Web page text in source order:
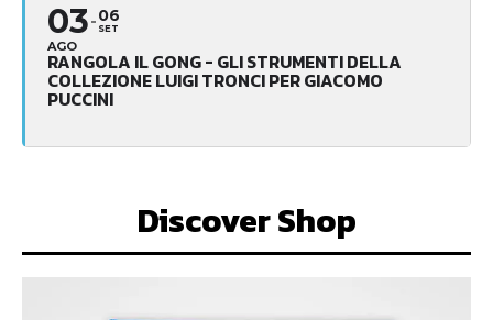
03
AGO
06
SET
RANGOLA IL GONG - GLI STRUMENTI DELLA
COLLEZIONE LUIGI TRONCI PER GIACOMO
PUCCINI
Discover Shop